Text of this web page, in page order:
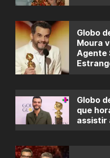
Globo
Moura
Agente
Globo
que
assistir